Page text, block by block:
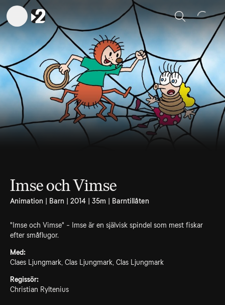
Sök
Imse och Vimse
Animation | Barn | 2014 | 35m | Barntillåten
"Imse och Vimse" - Imse är en självisk spindel som mest fiskar
efter småflugor.
Med:
Claes Ljungmark, Clas Ljungmark, Clas Ljungmark
Regissör:
Christian Ryltenius